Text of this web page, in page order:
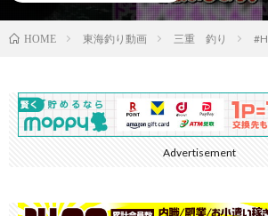
HOME 東海釣り動画 三重 釣り
Advertisement